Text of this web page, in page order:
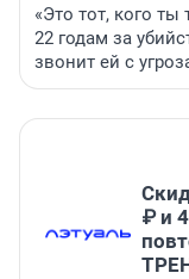
«Это тот, кого
22 годам за
звонит ей с
₽ и